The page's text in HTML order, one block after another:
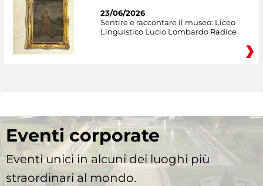
23/06/2026
Sentire e raccontare il museo: Liceo
Linguistico Lucio Lombardo Radice
Eventi corporate
Eventi unici in alcuni dei luoghi più
straordinari al mondo.